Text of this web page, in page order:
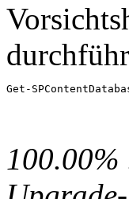
Get-
100.00%